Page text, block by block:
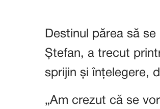
Destinul părea să
Ștefan, a trecut
sprijin și înțelegere,
„Am crezut că se